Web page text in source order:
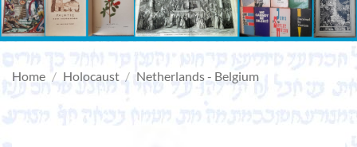
Home / Holocaust / Netherlands - Belgium